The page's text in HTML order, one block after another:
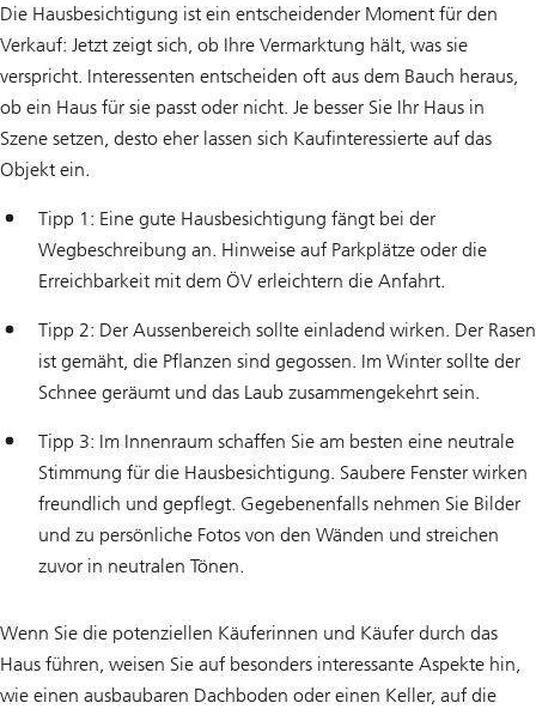
Die Hausbesichtigung ist ein entscheidender Moment für den
Verkauf: Jetzt zeigt sich, ob Ihre Vermarktung hält, was sie
verspricht. Interessenten entscheiden oft aus dem Bauch heraus,
ob ein Haus für sie passt oder nicht. Je besser Sie Ihr Haus in
Szene setzen, desto eher lassen sich Kaufinteressierte auf das
Objekt ein.
Tipp 1: Eine gute Hausbesichtigung fängt bei der
Wegbeschreibung an. Hinweise auf Parkplätze oder die
Erreichbarkeit mit dem ÖV erleichtern die Anfahrt.
Tipp 2: Der Aussenbereich sollte einladend wirken. Der Rasen
ist gemäht, die Pflanzen sind gegossen. Im Winter sollte der
Schnee geräumt und das Laub zusammengekehrt sein.
Tipp 3: Im Innenraum schaffen Sie am besten eine neutrale
Stimmung für die Hausbesichtigung. Saubere Fenster wirken
freundlich und gepflegt. Gegebenenfalls nehmen Sie Bilder
und zu persönliche Fotos von den Wänden und streichen
zuvor in neutralen Tönen.
Wenn Sie die potenziellen Käuferinnen und Käufer durch das
Haus führen, weisen Sie auf besonders interessante Aspekte hin,
wie einen ausbaubaren Dachboden oder einen Keller, auf die